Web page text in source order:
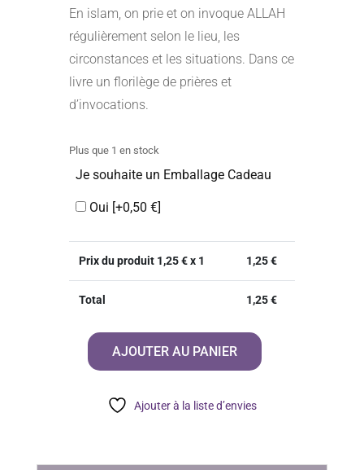
En islam, on prie et on invoque ALLAH
régulièrement selon le lieu, les
circonstances et les situations. Dans ce
livre un florilège de prières et
d’invocations.
Plus que 1 en stock
Je souhaite un Emballage Cadeau
Oui [+0,50 €]
Prix du produit 1,25€ x 1 1,25€
Total 1,25€
quantité
Musulman
AJOUTER AU PANIER
Ajouter à la liste d’envies